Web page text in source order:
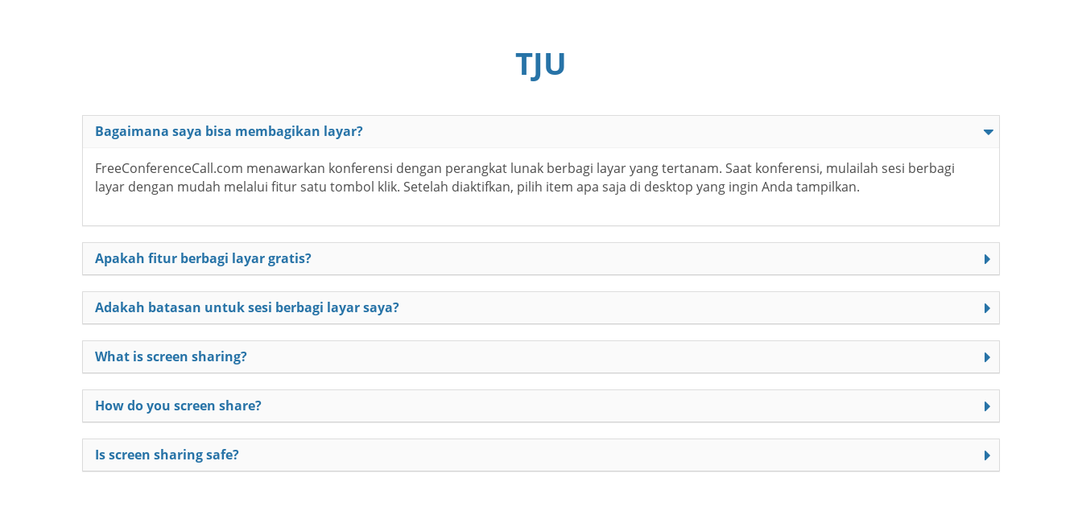
TJU
Bagaimana saya bisa membagikan layar?
FreeConferenceCall.com menawarkan konferensi dengan perangkat lunak berbagi layar yang tertanam. Saat konferensi, mulailah sesi berbagi
layar dengan mudah melalui fitur satu tombol klik. Setelah diaktifkan, pilih item apa saja di desktop yang ingin Anda tampilkan.
Apakah fitur berbagi layar gratis?
Adakah batasan untuk sesi berbagi layar saya?
What is screen sharing?
How do you screen share?
Is screen sharing safe?